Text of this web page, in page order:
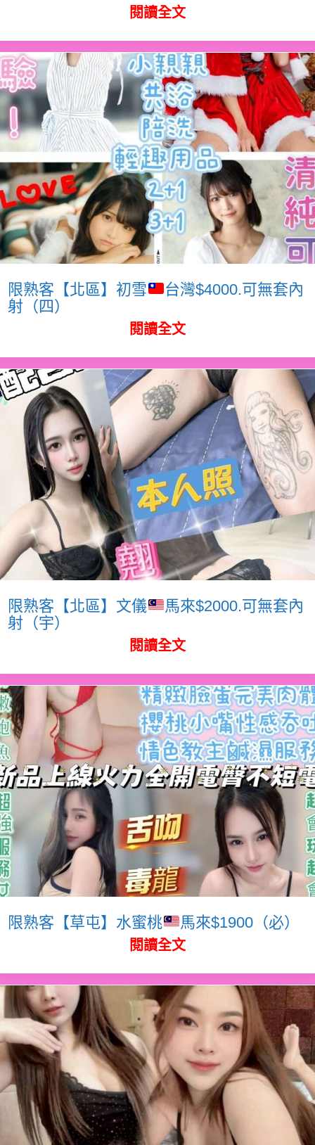
閱讀全文
限熟客【北區】初雪
台灣$4000.可無套內
射（四）
閱讀全文
限熟客【北區】文儀
馬來$2000.可無套內
射（宇）
閱讀全文
限熟客【草屯】水蜜桃 馬來$1900（必）
閱讀全文